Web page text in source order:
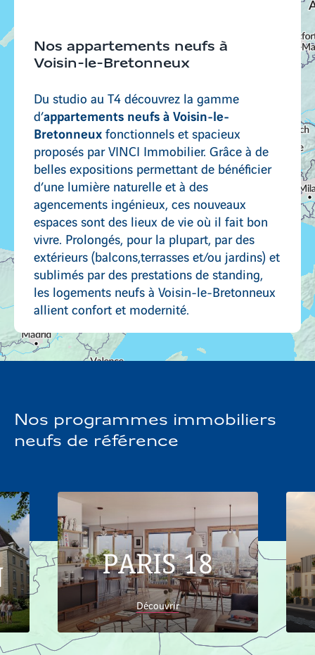
Nos appartements neufs à
Voisin-le-Bretonneux
Du studio au T4 découvrez la gamme
d’appartements neufs à Voisin-le-
Bretonneuxfonctionnels et spacieux
proposés par VINCI Immobilier. Grâce à de
belles expositions permettant de bénéficier
d’une lumière naturelle et à des
agencements ingénieux, ces nouveaux
espaces sont des lieux de vie où il fait bon
vivre. Prolongés, pour la plupart, par des
extérieurs (balcons,terrasses et/ou jardins) et
sublimés par des prestations de standing,
les logements neufs à Voisin-le-Bretonneux
allient confort et modernité.
Nos programmes immobiliers
neufs de référence
PARIS 18
Découvrir